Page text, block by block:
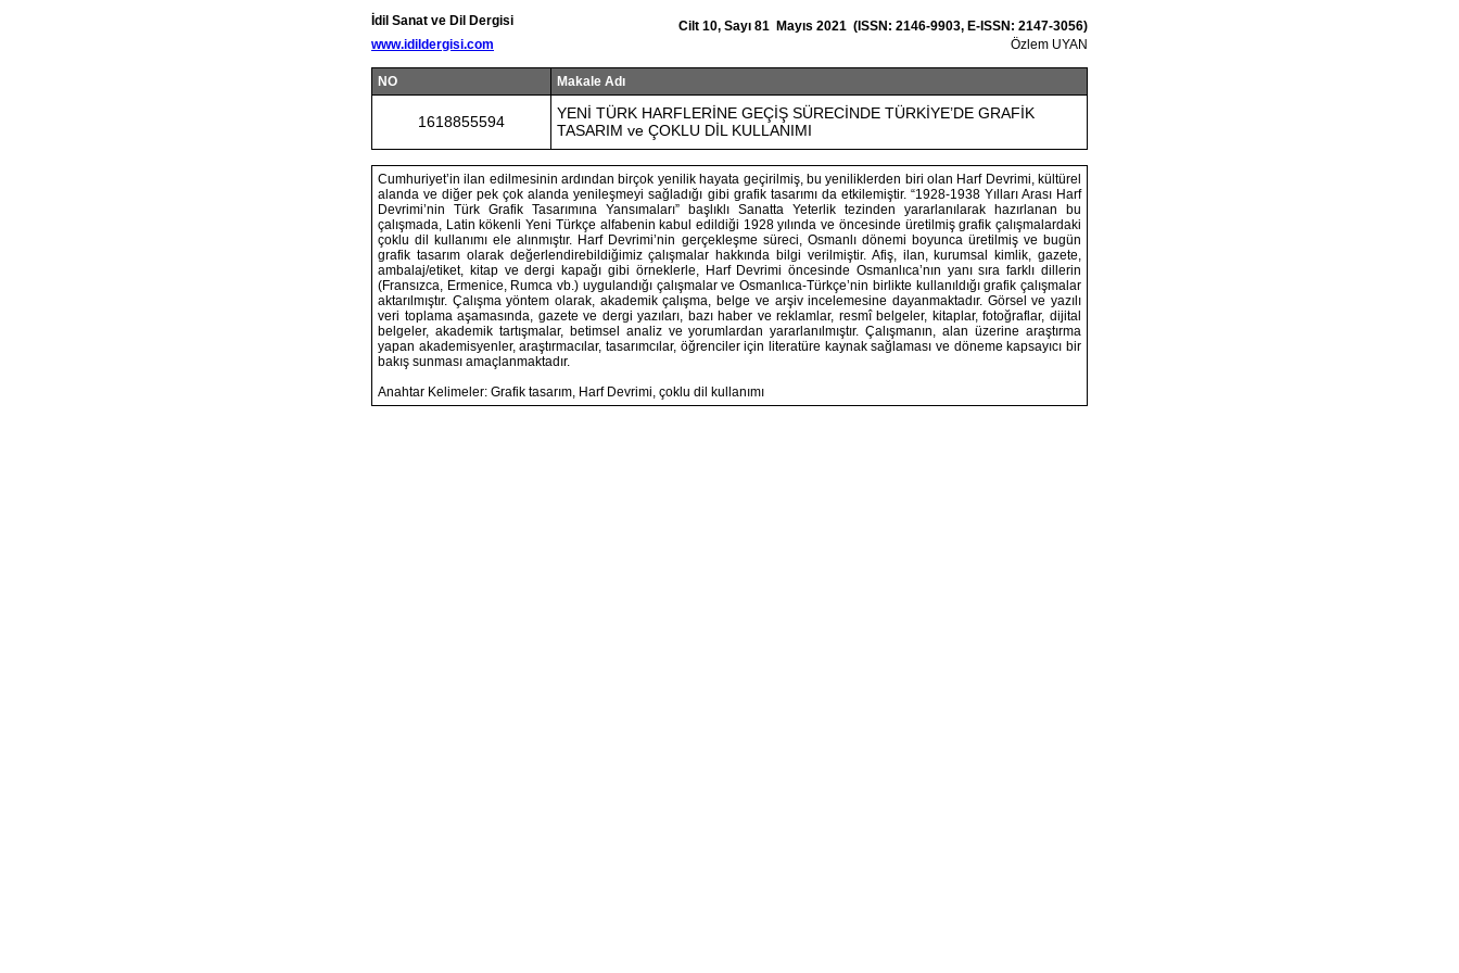
İdil Sanat ve Dil Dergisi
www.idildergisi.com
Cilt 10, Sayı 81 Mayıs 2021 (ISSN: 2146-9903, E-ISSN: 2147-3056)
Özlem UYAN
NO Makale Adı
1618855594
YENİ TÜRK HARFLERİNE GEÇİŞ SÜRECİNDE TÜRKİYE’DE GRAFİK
TASARIM ve ÇOKLU DİL KULLANIMI
Cumhuriyet’in ilan edilmesinin ardından birçok yenilik hayata geçirilmiş, bu yeniliklerden biri olan Harf Devrimi, kültürel
alanda ve diğer pek çok alanda yenileşmeyi sağladığı gibi grafik tasarımı da etkilemiştir. “1928-1938 Yılları Arası Harf
Devrimi’nin Türk Grafik Tasarımına Yansımaları” başlıklı Sanatta Yeterlik tezinden yararlanılarak hazırlanan bu
çalışmada, Latin kökenli Yeni Türkçe alfabenin kabul edildiği 1928 yılında ve öncesinde üretilmiş grafik çalışmalardaki
çoklu dil kullanımı ele alınmıştır. Harf Devrimi’nin gerçekleşme süreci, Osmanlı dönemi boyunca üretilmiş ve bugün
grafik tasarım olarak değerlendirebildiğimiz çalışmalar hakkında bilgi verilmiştir. Afiş, ilan, kurumsal kimlik, gazete,
ambalaj/etiket, kitap ve dergi kapağı gibi örneklerle, Harf Devrimi öncesinde Osmanlıca’nın yanı sıra farklı dillerin
(Fransızca, Ermenice, Rumca vb.) uygulandığı çalışmalar ve Osmanlıca-Türkçe’nin birlikte kullanıldığı grafik çalışmalar
aktarılmıştır. Çalışma yöntem olarak, akademik çalışma, belge ve arşiv incelemesine dayanmaktadır. Görsel ve yazılı
veri toplama aşamasında, gazete ve dergi yazıları, bazı haber ve reklamlar, resmî belgeler, kitaplar, fotoğraflar, dijital
belgeler, akademik tartışmalar, betimsel analiz ve yorumlardan yararlanılmıştır. Çalışmanın, alan üzerine araştırma
yapan akademisyenler, araştırmacılar, tasarımcılar, öğrenciler için literatüre kaynak sağlaması ve döneme kapsayıcı bir
bakış sunması amaçlanmaktadır.
Anahtar Kelimeler: Grafik tasarım, Harf Devrimi, çoklu dil kullanımı